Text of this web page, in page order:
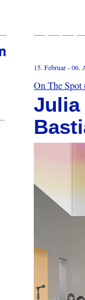
15. Februar - 06.
On The Spot
Julia